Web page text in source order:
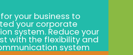
your business to
your corporate
system. Reduce your
with the flexibility and
system